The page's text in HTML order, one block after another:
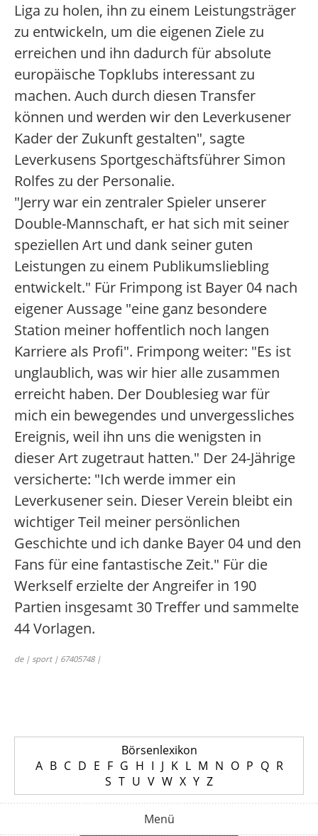
Liga zu holen, ihn zu einem Leistungsträger
zu entwickeln, um die eigenen Ziele zu
erreichen und ihn dadurch für absolute
europäische Topklubs interessant zu
machen. Auch durch diesen Transfer
können und werden wir den Leverkusener
Kader der Zukunft gestalten", sagte
Leverkusens Sportgeschäftsführer Simon
Rolfes zu der Personalie.
"Jerry war ein zentraler Spieler unserer
Double-Mannschaft, er hat sich mit seiner
speziellen Art und dank seiner guten
Leistungen zu einem Publikumsliebling
entwickelt." Für Frimpong ist Bayer 04 nach
eigener Aussage "eine ganz besondere
Station meiner hoffentlich noch langen
Karriere als Profi". Frimpong weiter: "Es ist
unglaublich, was wir hier alle zusammen
erreicht haben. Der Doublesieg war für
mich ein bewegendes und unvergessliches
Ereignis, weil ihn uns die wenigsten in
dieser Art zugetraut hatten." Der 24-Jährige
versicherte: "Ich werde immer ein
Leverkusener sein. Dieser Verein bleibt ein
wichtiger Teil meiner persönlichen
Geschichte und ich danke Bayer 04 und den
Fans für eine fantastische Zeit." Für die
Werkself erzielte der Angreifer in 190
Partien insgesamt 30 Treffer und sammelte
44 Vorlagen.
de | sport | 67405748 |
Börsenlexikon
A B C D E F G H I J K L M N O P Q R
S T U V W X Y Z
Menü